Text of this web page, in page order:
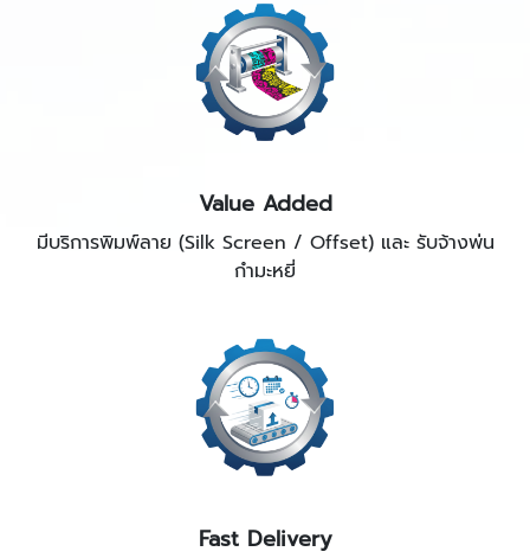
Value Added
มีบริการพิมพ์ลาย (Silk Screen / Offset) และ รับจ้างพ่น
กำมะหยี่
Fast Delivery